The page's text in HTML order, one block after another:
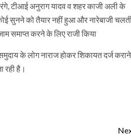
टीआई अनुराग यादव व शहर काजी अली के
सुनने को तैयार नहीं हुआ और नारेबाजी
समाप्त करने के लिए राजी किया
के लोग नाराज होकर शिकायत दर्ज कराने
रही है।